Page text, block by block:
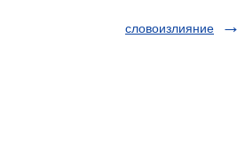
словоизлияние